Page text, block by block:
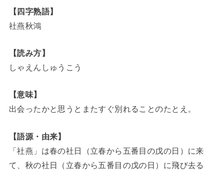
【四字熟語】
社燕秋鴻
【読み方】
しゃえんしゅうこう
【意味】
出会ったかと思うとまたすぐ別れることのたとえ。
【語源・由来】
「社燕」は春の社日（立春から五番目の戊の日）に来
て、秋の社日（立春から五番目の戊の日）に飛び去る